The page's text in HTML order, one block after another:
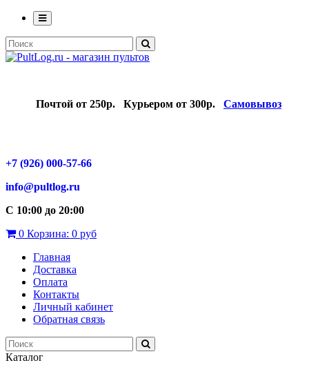
Почтой от 250р. Курьером от 300р. Самовывоз
+7 (926) 000-57-66
info@pultlog.ru
С 10:00 до 20:00
0 Корзина: 0 руб
Главная
Доставка
Оплата
Контакты
Личный кабинет
Обратная связь
Каталог